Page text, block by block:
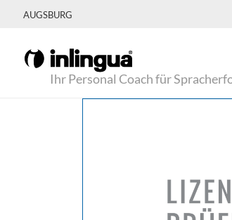
AUGSBURG
Ihr Personal Coach für